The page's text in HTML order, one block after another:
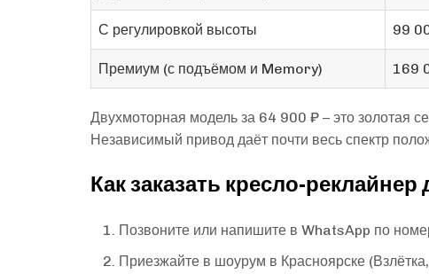
С регулировкой высоты 99
Премиум (с подъёмом и Memory) 169
Двухмоторная модель за 64 900 ₽ – это золотая
Независимый привод даёт почти весь спектр
Как заказать кресло-
Позвоните или напишите в WhatsApp по
Приезжайте в шоурум в Красноярске